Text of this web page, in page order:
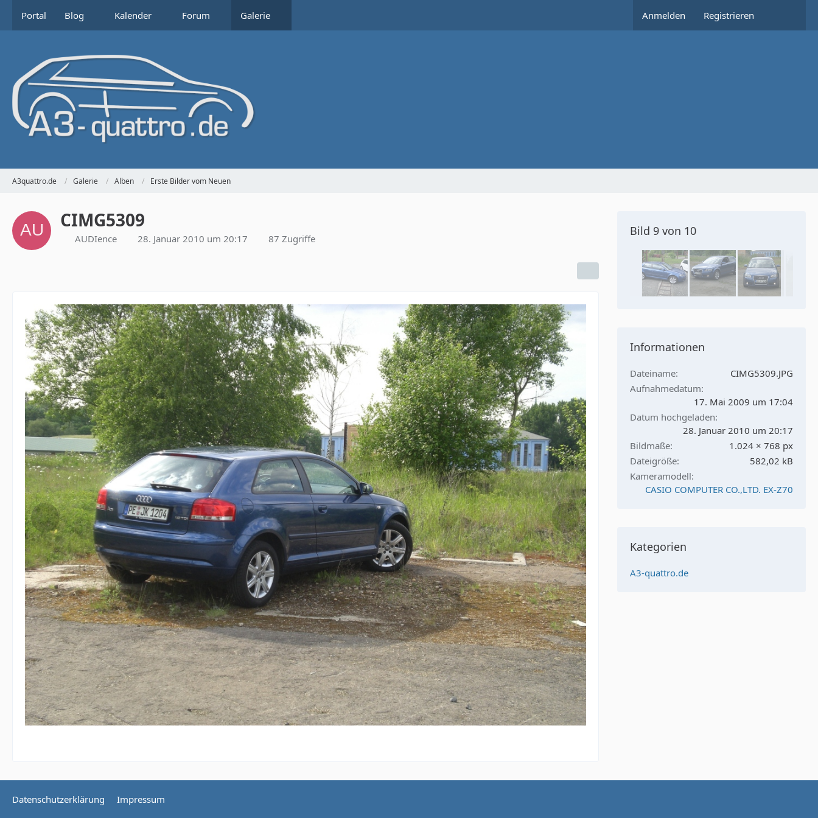
Portal Blog Kalender Forum Galerie Anmelden Registrieren
A3quattro.de Galerie Alben Erste Bilder vom Neuen
CIMG5309
AUDIence 28. Januar 2010 um 20:17 87 Zugriffe
Bild 9 von 10
Informationen
Dateiname
CIMG5309.JPG
Aufnahmedatum
17. Mai 2009 um 17:04
Datum hochgeladen
28. Januar 2010 um 20:17
Bildmaße
1.024 × 768 px
Dateigröße
582,02 kB
Kameramodell
CASIO COMPUTER CO.,LTD. EX-Z70
Kategorien
A3-quattro.de
Datenschutzerklärung Impressum